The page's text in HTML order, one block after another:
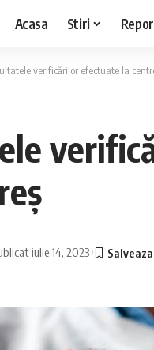
Acasa Stiri
verificărilor efectuate la
iulie 14, 2023